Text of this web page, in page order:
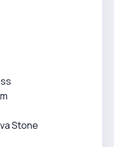
Stone